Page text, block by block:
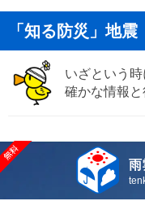
「知る防災」地震
いざという
確かな情報
雨